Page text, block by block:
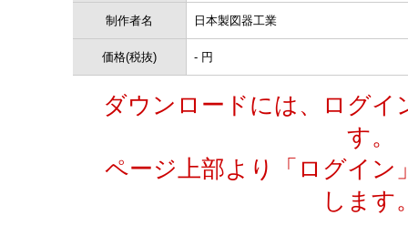
制作者名 日本製図器工業
価格(税抜) - 円
ダウンロードには、ログイ
す。
ページ上部より「ログイン
します